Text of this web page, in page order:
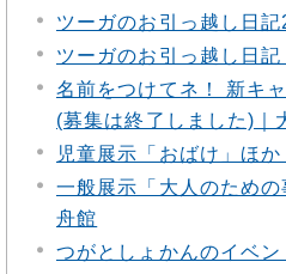
ツーガのお引っ越し日
ツーガのお引っ越し日
名前をつけてネ！ 新キ
(募集は終了しました)｜
児童展示「おばけ」ほ
一般展示「大人のため
舟館
つがとしょかんのイベン